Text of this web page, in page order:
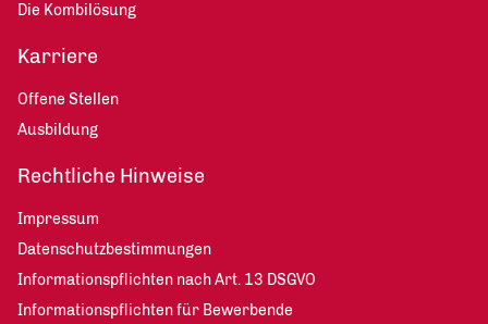
Die Kombilösung
Karriere
Offene Stellen
Ausbildung
Rechtliche Hinweise
Impressum
Datenschutzbestimmungen
Informationspflichten nach Art. 13 DSGVO
Informationspflichten für Bewerbende